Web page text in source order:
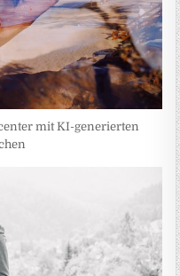
mit KI-generierten